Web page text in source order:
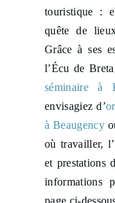
touristique :
quête de
Grâce à ses
l’Écu de
séminaire à
envisagiez d’
à Beaugency
où travailler,
et prestations
informations